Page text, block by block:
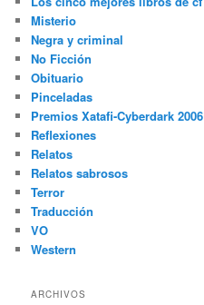
Misterio
Negra y criminal
No Ficción
Obituario
Pinceladas
Premios Xatafi-Cyberdark 2006
Reflexiones
Relatos
Relatos sabrosos
Terror
Traducción
VO
Western
ARCHIVOS